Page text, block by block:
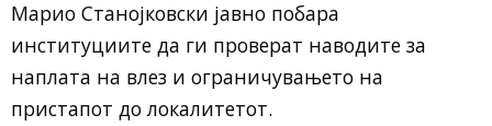
Марио Станојковски јавно побара
институциите да ги проверат наводите за
наплата на влез и ограничувањето на
пристапот до локалитетот.